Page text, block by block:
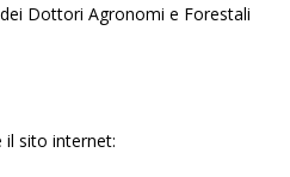
Dottori Agronomi e Forestali
il sito internet: